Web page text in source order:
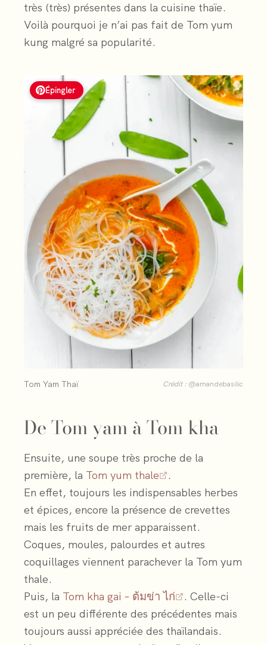
très (très) présentes dans la cuisine thaïe.
Voilà pourquoi je n’ai pas fait de Tom yum
kung malgré sa popularité.
Épingler
Tom Yam Thaï Crédit : @amandebasilic
De Tom yam à Tom kha
Ensuite, une soupe très proche de la
première, la Tom yum thale
.
En effet, toujours les indispensables herbes
et épices, encore la présence de crevettes
mais les fruits de mer apparaissent.
Coques, moules, palourdes et autres
coquillages viennent parachever la Tom yum
thale.
Puis, la Tom kha gai – ต้มข่า ไก่
. Celle-ci
est un peu différente des précédentes mais
toujours aussi appréciée des thaïlandais.